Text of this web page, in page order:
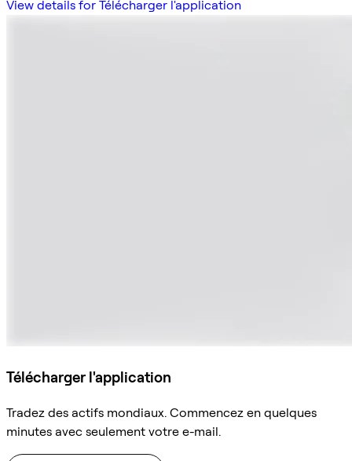
View details for Télécharger l'application
Télécharger l'application
Tradez des actifs mondiaux. Commencez en quelques
minutes avec seulement votre e-mail.